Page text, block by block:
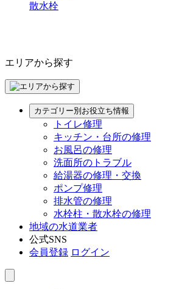
散水栓
エリアから探す
カテゴリー別お役立ち情報
トイレ修理
キッチン・台所の修理
お風呂の修理
洗面所のトラブル
給湯器の修理・交換
ポンプ修理
排水管の修理
水栓柱・散水栓の修理
地域の水道業者
公式SNS
会員登録 ログイン